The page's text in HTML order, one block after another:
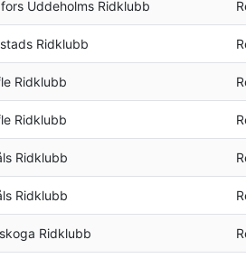
Uddeholms Ridklubb
Ridklubb
Ridklubb
Ridklubb
Ridklubb
Ridklubb
Ridklubb